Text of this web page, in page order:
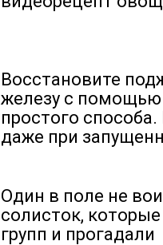
Восстановите
железу с помощью
простого
даже при
Один в поле не
солисток,
групп и прогадали